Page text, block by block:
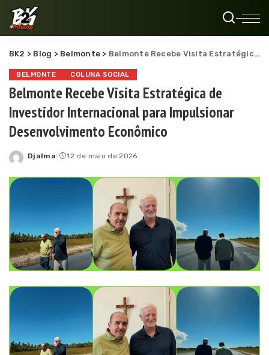
BK2 > Blog > Belmonte > Belmonte Recebe Visita Estratégica de Investidor Internacional para Impulsionar Desenvolvimento Econômico
BELMONTE COLUNA SOCIAL
Belmonte Recebe Visita Estratégica de
Investidor Internacional para Impulsionar
Desenvolvimento Econômico
Posted
Djalma 12 de maio de 2026